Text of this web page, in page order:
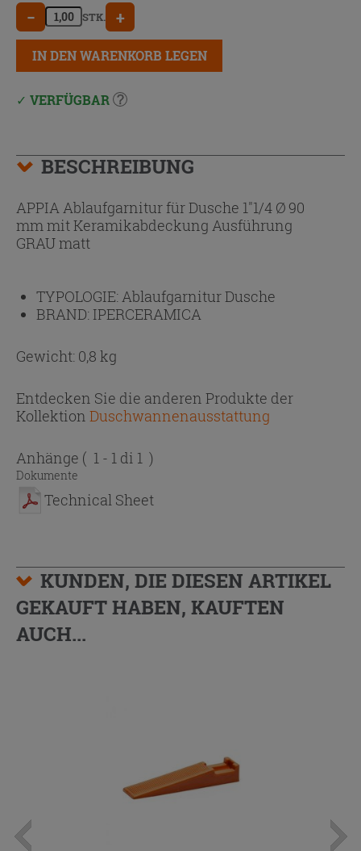
− STK. +
IN DEN WARENKORB LEGEN
VERFÜGBAR
BESCHREIBUNG
APPIA Ablaufgarnitur für Dusche 1"1/4 Ø 90
mm mit Keramikabdeckung Ausführung
GRAU matt
TYPOLOGIE: Ablaufgarnitur Dusche
BRAND: IPERCERAMICA
Gewicht: 0,8 kg
Entdecken Sie die anderen Produkte der
Kollektion Duschwannenausstattung
Anhänge ( 1 - 1 di 1 )
Dokumente
Technical Sheet
KUNDEN, DIE DIESEN ARTIKEL
GEKAUFT HABEN, KAUFTEN
AUCH...